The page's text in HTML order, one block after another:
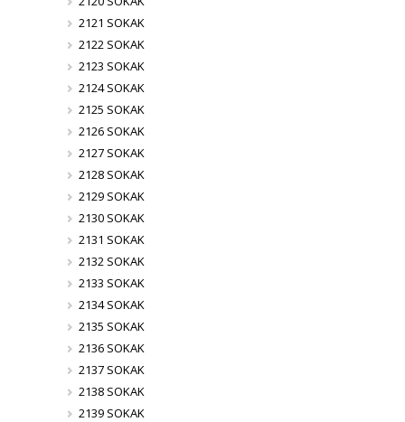
2121 SOKAK
2122 SOKAK
2123 SOKAK
2124 SOKAK
2125 SOKAK
2126 SOKAK
2127 SOKAK
2128 SOKAK
2129 SOKAK
2130 SOKAK
2131 SOKAK
2132 SOKAK
2133 SOKAK
2134 SOKAK
2135 SOKAK
2136 SOKAK
2137 SOKAK
2138 SOKAK
2139 SOKAK